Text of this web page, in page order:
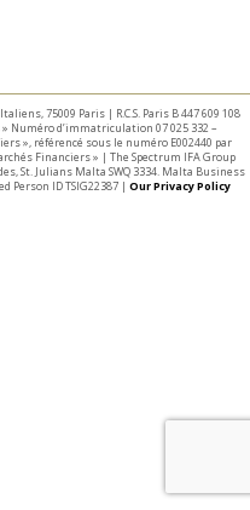
75009 Paris | R.C.S. Paris B 447 609 108
» Numéro d’immatriculation 07 025 332 –
», référencé sous le numéro E002440 par
Financiers » | The Spectrum IFA Group
St. Julians Malta SWQ 3334. Malta Business
Person ID TSIG22387 | Our Privacy Policy